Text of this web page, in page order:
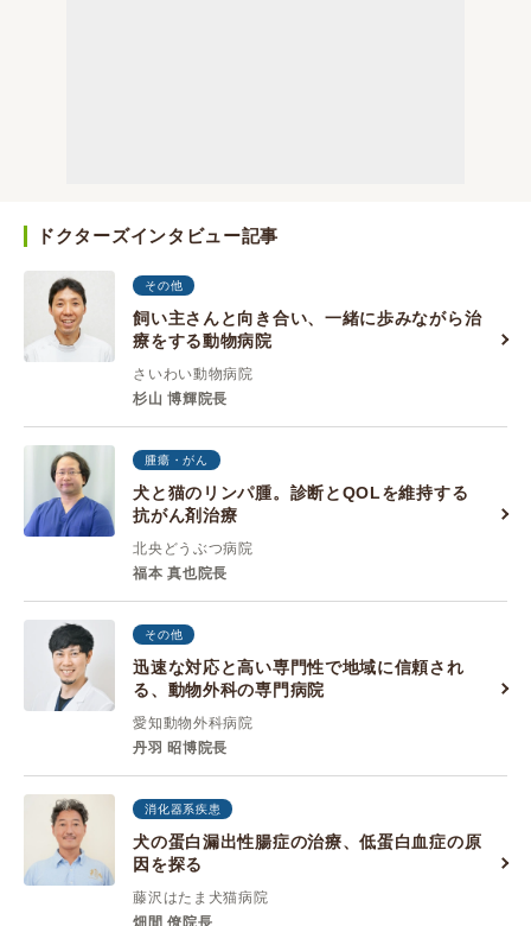
ドクターズインタビュー記事
その他
飼い主さんと向き合い、一緒に歩みながら治
療をする動物病院
さいわい動物病院
杉山 博輝院長
腫瘍・がん
犬と猫のリンパ腫。診断とQOLを維持する
抗がん剤治療
北央どうぶつ病院
福本 真也院長
その他
迅速な対応と高い専門性で地域に信頼され
る、動物外科の専門病院
愛知動物外科病院
丹羽 昭博院長
消化器系疾患
犬の蛋白漏出性腸症の治療、低蛋白血症の原
因を探る
藤沢はたま犬猫病院
畑間 僚院長